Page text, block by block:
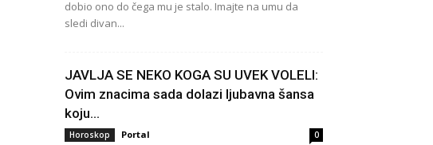
dobio ono do čega mu je stalo. Imajte na umu da
sledi divan...
JAVLJA SE NEKO KOGA SU UVEK VOLELI:
Ovim znacima sada dolazi ljubavna šansa
koju...
Horoskop Portal 0